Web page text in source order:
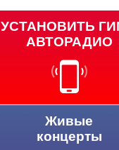
УСТАНОВИТЬ
АВТОРАДИО
Живые
концерты